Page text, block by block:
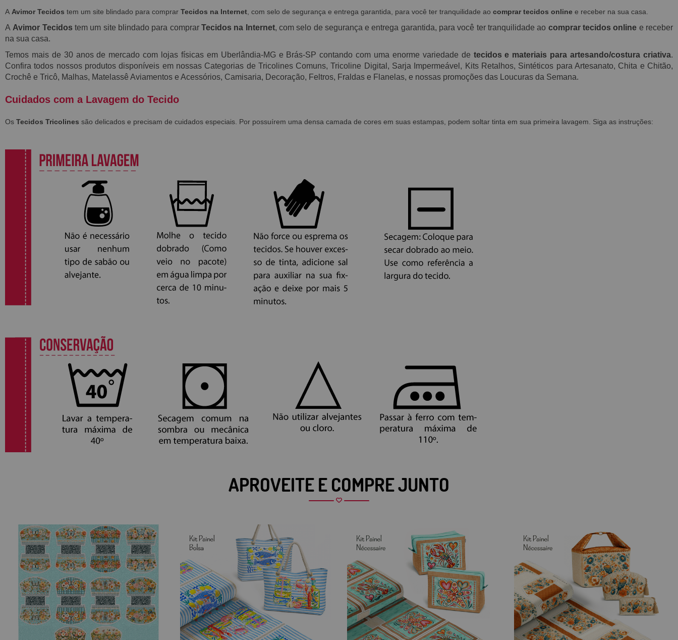
A Avimor Tecidos tem um site blindado para comprar Tecidos na Internet , com selo de segurança e entrega garantida, para você ter tranquilidade ao comprar tecidos online e receber na sua casa.
A Avimor Tecidos tem um site blindado para comprar Tecidos na Internet, com selo de segurança e entrega garantida, para você ter tranquilidade ao comprar tecidos online e receber
na sua casa.
Temos mais de 30 anos de mercado com lojas físicas em Uberlândia-MG e Brás-SP contando com uma enorme variedade de tecidos e materiais para artesando/costura criativa.
Confira todos nossos produtos disponíveis em nossas Categorias de Tricolines Comuns, Tricoline Digital, Sarja Impermeável, Kits Retalhos, Sintéticos para Artesanato, Chita e Chitão,
Crochê e Tricô, Malhas, Matelassê Aviamentos e Acessórios, Camisaria, Decoração, Feltros, Fraldas e Flanelas, e nossas promoções das Loucuras da Semana.
Cuidados com a Lavagem do Tecido
Os Tecidos Tricolines são delicados e precisam de cuidados especiais. Por possuírem uma densa camada de cores em suas estampas, podem soltar tinta em sua primeira lavagem. Siga as instruções:
APROVEITE E COMPRE JUNTO